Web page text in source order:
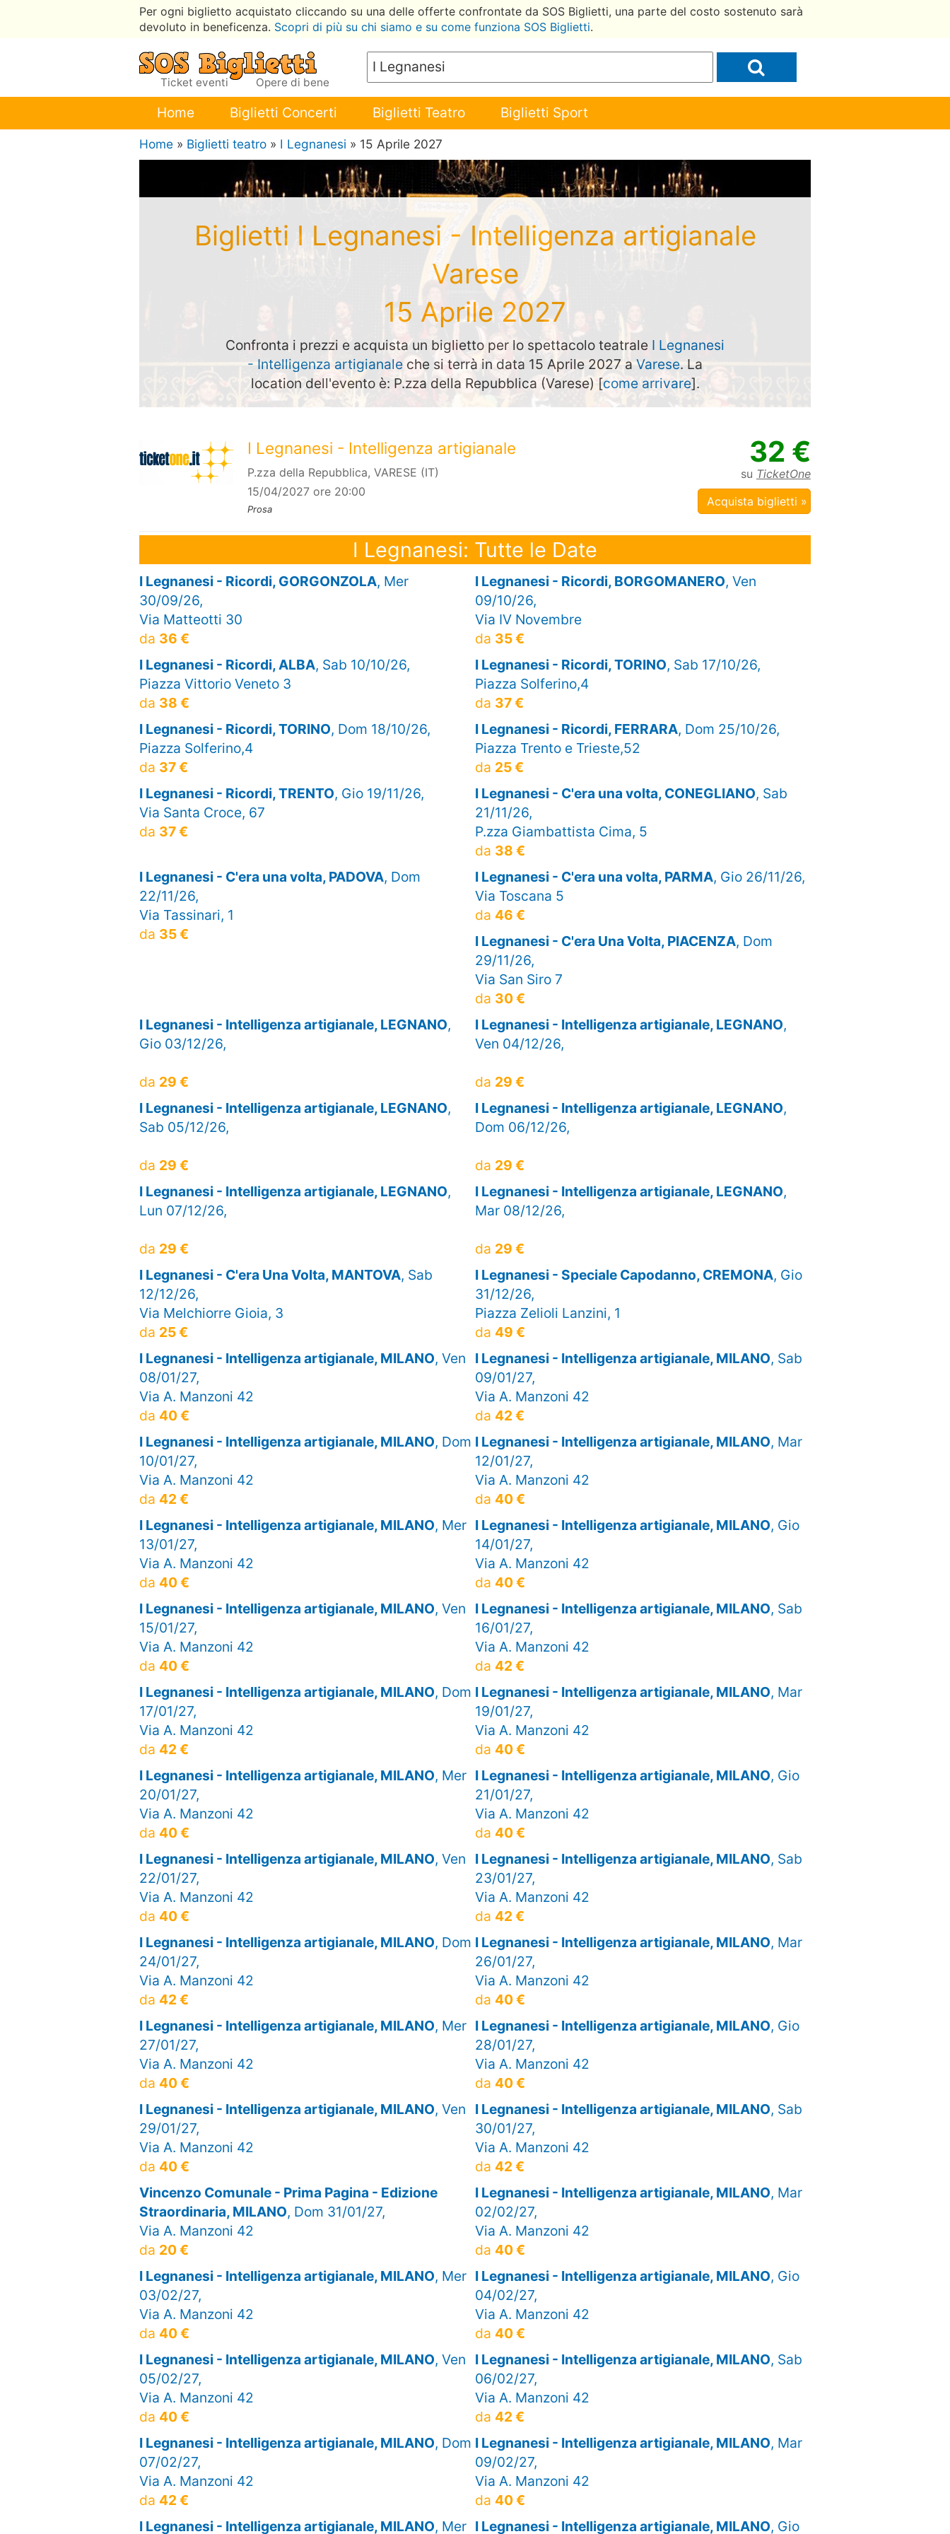
Per ogni biglietto acquistato cliccando su una delle offerte confrontate da SOS Biglietti, una parte del costo sostenuto sarà
devoluto in beneficenza. Scopri di più su chi siamo e su come funziona SOS Biglietti.
Ticket eventi Opere di bene
Home Biglietti Concerti Biglietti Teatro Biglietti Sport
Home » Biglietti teatro » I Legnanesi » 15 Aprile 2027
Biglietti I Legnanesi - Intelligenza artigianale
Varese
15 Aprile 2027
Confronta i prezzi e acquista un biglietto per lo spettacolo teatrale I Legnanesi
- Intelligenza artigianale che si terrà in data 15 Aprile 2027 a Varese. La
location dell'evento è: P.zza della Repubblica (Varese) [come arrivare].
I Legnanesi - Intelligenza artigianale
P.zza della Repubblica, VARESE (IT)
15/04/2027 ore 20:00
Prosa
32 €
su TicketOne
Acquista biglietti »
I Legnanesi: Tutte le Date
I Legnanesi - Ricordi, GORGONZOLA, Mer
30/09/26,
Via Matteotti 30
da 36 €
I Legnanesi - Ricordi, BORGOMANERO, Ven
09/10/26,
Via IV Novembre
da 35 €
I Legnanesi - Ricordi, ALBA, Sab 10/10/26,
Piazza Vittorio Veneto 3
da 38 €
I Legnanesi - Ricordi, TORINO, Sab 17/10/26,
Piazza Solferino,4
da 37 €
I Legnanesi - Ricordi, TORINO, Dom 18/10/26,
Piazza Solferino,4
da 37 €
I Legnanesi - Ricordi, FERRARA, Dom 25/10/26,
Piazza Trento e Trieste,52
da 25 €
I Legnanesi - Ricordi, TRENTO, Gio 19/11/26,
Via Santa Croce, 67
da 37 €
I Legnanesi - C'era una volta, CONEGLIANO, Sab
21/11/26,
P.zza Giambattista Cima, 5
da 38 €
I Legnanesi - C'era una volta, PADOVA, Dom
22/11/26,
Via Tassinari, 1
da 35 €
I Legnanesi - C'era una volta, PARMA, Gio 26/11/26,
Via Toscana 5
da 46 €
I Legnanesi - C'era Una Volta, PIACENZA, Dom
29/11/26,
Via San Siro 7
da 30 €
I Legnanesi - Intelligenza artigianale, LEGNANO,
Gio 03/12/26,
da 29 €
I Legnanesi - Intelligenza artigianale, LEGNANO,
Ven 04/12/26,
da 29 €
I Legnanesi - Intelligenza artigianale, LEGNANO,
Sab 05/12/26,
da 29 €
I Legnanesi - Intelligenza artigianale, LEGNANO,
Dom 06/12/26,
da 29 €
I Legnanesi - Intelligenza artigianale, LEGNANO,
Lun 07/12/26,
da 29 €
I Legnanesi - Intelligenza artigianale, LEGNANO,
Mar 08/12/26,
da 29 €
I Legnanesi - C'era Una Volta, MANTOVA, Sab
12/12/26,
Via Melchiorre Gioia, 3
da 25 €
I Legnanesi - Speciale Capodanno, CREMONA, Gio
31/12/26,
Piazza Zelioli Lanzini, 1
da 49 €
I Legnanesi - Intelligenza artigianale, MILANO, Ven
08/01/27,
Via A. Manzoni 42
da 40 €
I Legnanesi - Intelligenza artigianale, MILANO, Sab
09/01/27,
Via A. Manzoni 42
da 42 €
I Legnanesi - Intelligenza artigianale, MILANO, Dom
10/01/27,
Via A. Manzoni 42
da 42 €
I Legnanesi - Intelligenza artigianale, MILANO, Mar
12/01/27,
Via A. Manzoni 42
da 40 €
I Legnanesi - Intelligenza artigianale, MILANO, Mer
13/01/27,
Via A. Manzoni 42
da 40 €
I Legnanesi - Intelligenza artigianale, MILANO, Gio
14/01/27,
Via A. Manzoni 42
da 40 €
I Legnanesi - Intelligenza artigianale, MILANO, Ven
15/01/27,
Via A. Manzoni 42
da 40 €
I Legnanesi - Intelligenza artigianale, MILANO, Sab
16/01/27,
Via A. Manzoni 42
da 42 €
I Legnanesi - Intelligenza artigianale, MILANO, Dom
17/01/27,
Via A. Manzoni 42
da 42 €
I Legnanesi - Intelligenza artigianale, MILANO, Mar
19/01/27,
Via A. Manzoni 42
da 40 €
I Legnanesi - Intelligenza artigianale, MILANO, Mer
20/01/27,
Via A. Manzoni 42
da 40 €
I Legnanesi - Intelligenza artigianale, MILANO, Gio
21/01/27,
Via A. Manzoni 42
da 40 €
I Legnanesi - Intelligenza artigianale, MILANO, Ven
22/01/27,
Via A. Manzoni 42
da 40 €
I Legnanesi - Intelligenza artigianale, MILANO, Sab
23/01/27,
Via A. Manzoni 42
da 42 €
I Legnanesi - Intelligenza artigianale, MILANO, Dom
24/01/27,
Via A. Manzoni 42
da 42 €
I Legnanesi - Intelligenza artigianale, MILANO, Mar
26/01/27,
Via A. Manzoni 42
da 40 €
I Legnanesi - Intelligenza artigianale, MILANO, Mer
27/01/27,
Via A. Manzoni 42
da 40 €
I Legnanesi - Intelligenza artigianale, MILANO, Gio
28/01/27,
Via A. Manzoni 42
da 40 €
I Legnanesi - Intelligenza artigianale, MILANO, Ven
29/01/27,
Via A. Manzoni 42
da 40 €
I Legnanesi - Intelligenza artigianale, MILANO, Sab
30/01/27,
Via A. Manzoni 42
da 42 €
Vincenzo Comunale - Prima Pagina - Edizione
Straordinaria, MILANO, Dom 31/01/27,
Via A. Manzoni 42
da 20 €
I Legnanesi - Intelligenza artigianale, MILANO, Mar
02/02/27,
Via A. Manzoni 42
da 40 €
I Legnanesi - Intelligenza artigianale, MILANO, Mer
03/02/27,
Via A. Manzoni 42
da 40 €
I Legnanesi - Intelligenza artigianale, MILANO, Gio
04/02/27,
Via A. Manzoni 42
da 40 €
I Legnanesi - Intelligenza artigianale, MILANO, Ven
05/02/27,
Via A. Manzoni 42
da 40 €
I Legnanesi - Intelligenza artigianale, MILANO, Sab
06/02/27,
Via A. Manzoni 42
da 42 €
I Legnanesi - Intelligenza artigianale, MILANO, Dom
07/02/27,
Via A. Manzoni 42
da 42 €
I Legnanesi - Intelligenza artigianale, MILANO, Mar
09/02/27,
Via A. Manzoni 42
da 40 €
I Legnanesi - Intelligenza artigianale, MILANO, Mer I Legnanesi - Intelligenza artigianale, MILANO, Gio